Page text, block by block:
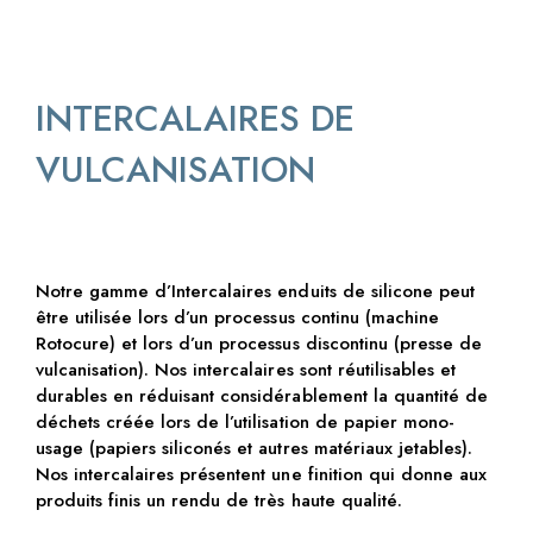
INTERCALAIRES DE
VULCANISATION
Notre gamme d’Intercalaires enduits de silicone peut
être utilisée lors d’un processus continu (machine
Rotocure) et lors d’un processus discontinu (presse de
vulcanisation). Nos intercalaires sont réutilisables et
durables en réduisant considérablement la quantité de
déchets créée lors de l’utilisation de papier mono-
usage (papiers siliconés et autres matériaux jetables).
Nos intercalaires présentent une finition qui donne aux
produits finis un rendu de très haute qualité.